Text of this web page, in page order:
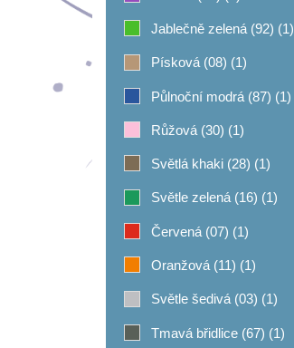
Jablečně zelená (92) (1)
Písková (08) (1)
Půlnoční modrá (87) (1)
Růžová (30) (1)
Světlá khaki (28) (1)
Světle zelená (16) (1)
Červená (07) (1)
Oranžová (11) (1)
Světle šedivá (03) (1)
Tmavá břidlice (67) (1)